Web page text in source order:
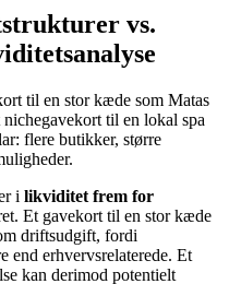
vs.
til en stor kæde som Matas
til en lokal spa
flere butikker, større
i likviditet frem for
Et gavekort til en stor kæde
driftsudgift, fordi
end erhvervsrelaterede. Et
kan derimod potentielt